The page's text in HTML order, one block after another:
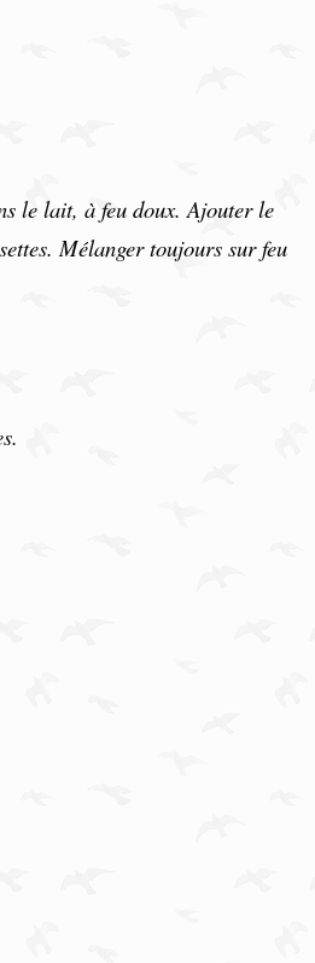
le lait, à feu doux. Ajouter le
. Mélanger toujours sur feu